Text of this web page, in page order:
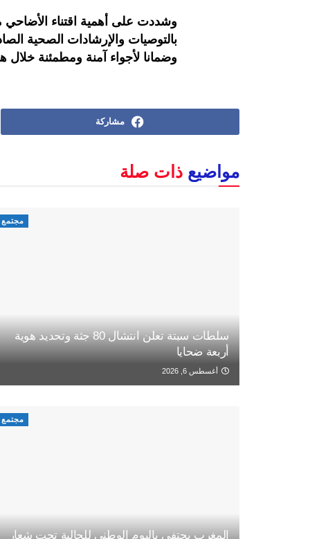
وشددت على أهمية اقتناء الأضاحي
بالتوصيات والإرشادات الصحية
وضمانا لأجواء آمنة ومطمئنة خلال
مشاركة
مواضيع ذات صلة
مجتمع
سلطات سبتة تعلن انتشال 80 جثة وتحديد هوية
أربعة ضحايا
أغسطس 6, 2026
مجتمع
المغرب يحتفي باليوم الوطني للجالية تحت شعار